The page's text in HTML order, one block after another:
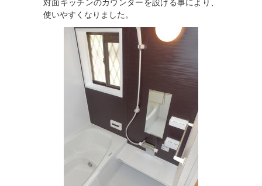
対面キッチンのカウンターを設ける事により、
使いやすくなりました。